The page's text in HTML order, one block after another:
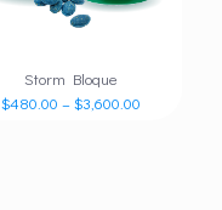
Storm Bloque
$480.00 –$3,600.00